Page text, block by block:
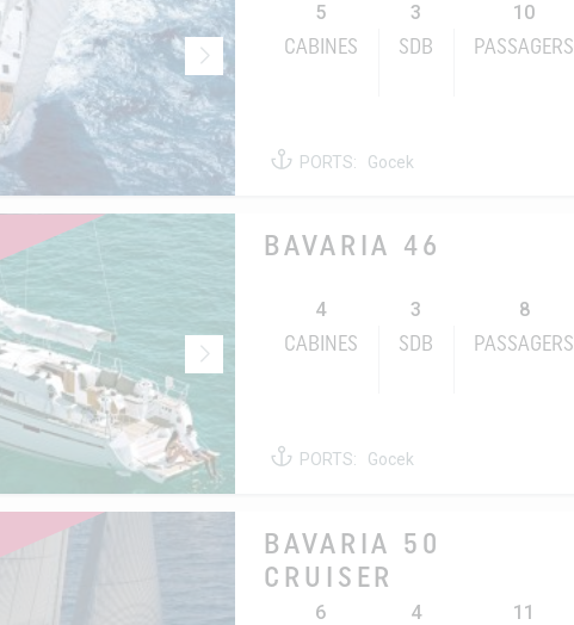
5
CABINES
3
SDB
10
PASSAGERS
PORTS: Gocek
BAVARIA 46
4
CABINES
3
SDB
8
PASSAGERS
PORTS: Gocek
BAVARIA 50
CRUISER
6
4
11